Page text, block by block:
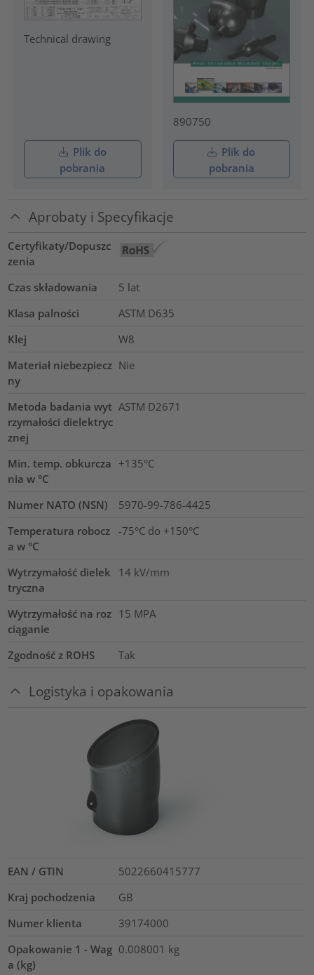
Technical drawing
Plik do
pobrania
890750
Plik do
pobrania
Aprobaty i Specyfikacje
Certyfikaty/Dopuszc
zenia
Czas składowania
5 lat
Klasa palności
ASTM D635
Klej
W8
Materiał niebezpiecz
ny
Nie
Metoda badania wyt
rzymałości dielektryc
znej
ASTM D2671
Min. temp. obkurcza
nia w °C
+135°C
Numer NATO (NSN)
5970-99-786-4425
Temperatura robocz
a w °C
-75°C do +150°C
Wytrzymałość dielek
tryczna
14 kV/mm
Wytrzymałość na roz
ciąganie
15 MPA
Zgodność z ROHS Tak
Logistyka i opakowania
EAN / GTIN
5022660415777
Kraj pochodzenia
GB
Numer klienta
39174000
Opakowanie 1 - Wag
a (kg)
0.008001 kg